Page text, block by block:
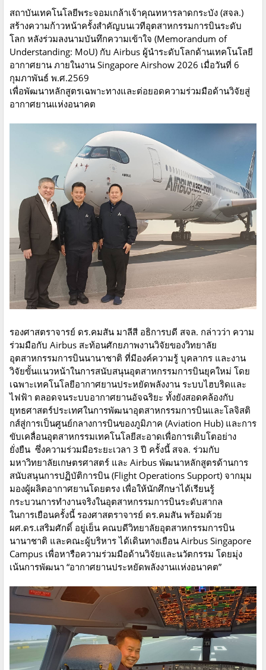
สถาบันเทคโนโลยีพระจอมเกล้าเจ้าคุณทหารลาดกระบัง (สจล.)
สร้างความก้าวหน้าครั้งสำคัญบนเวทีอุตสาหกรรมการบินระดับ
โลก หลังร่วมลงนามบันทึกความเข้าใจ (Memorandum of
Understanding: MoU) กับ Airbus ผู้นำระดับโลกด้านเทคโนโลยี
อากาศยาน ภายในงาน Singapore Airshow 2026 เมื่อวันที่ 6
กุมภาพันธ์ พ.ศ.2569
เพื่อพัฒนาหลักสูตรเฉพาะทางและต่อยอดความร่วมมือด้านวิจัยสู่
อากาศยานแห่งอนาคต
รองศาสตราจารย์ ดร.คมสัน มาลีสี อธิการบดี สจล. กล่าวว่า ความ
ร่วมมือกับ Airbus สะท้อนศักยภาพงานวิจัยของวิทยาลัย
อุตสาหกรรมการบินนานาชาติ ที่มีองค์ความรู้ บุคลากร และงาน
วิจัยขั้นแนวหน้าในการสนับสนุนอุตสาหกรรมการบินยุคใหม่ โดย
เฉพาะเทคโนโลยีอากาศยานประหยัดพลังงาน ระบบไฮบริดและ
ไฟฟ้า ตลอดจนระบบอากาศยานอัจฉริยะ ทั้งยังสอดคล้องกับ
ยุทธศาสตร์ประเทศในการพัฒนาอุตสาหกรรมการบินและโลจิสติ
กส์สู่การเป็นศูนย์กลางการบินของภูมิภาค (Aviation Hub) และการ
ขับเคลื่อนอุตสาหกรรมเทคโนโลยีสะอาดเพื่อการเติบโตอย่าง
ยั่งยืน ซึ่งความร่วมมือระยะเวลา 3 ปี ครั้งนี้ สจล. ร่วมกับ
มหาวิทยาลัยเกษตรศาสตร์ และ Airbus พัฒนาหลักสูตรด้านการ
สนับสนุนการปฏิบัติการบิน (Flight Operations Support) จากมุม
มองผู้ผลิตอากาศยานโดยตรง เพื่อให้นักศึกษาได้เรียนรู้
กระบวนการทำงานจริงในอุตสาหกรรมการบินระดับสากล
ในการเยือนครั้งนี้ รองศาสตราจารย์ ดร.คมสัน พร้อมด้วย
ผศ.ดร.เสริมศักดิ์ อยู่เย็น คณบดีวิทยาลัยอุตสาหกรรมการบิน
นานาชาติ และคณะผู้บริหาร ได้เดินทางเยือน Airbus Singapore
Campus เพื่อหารือความร่วมมือด้านวิจัยและนวัตกรรม โดยมุ่ง
เน้นการพัฒนา “อากาศยานประหยัดพลังงานแห่งอนาคต”